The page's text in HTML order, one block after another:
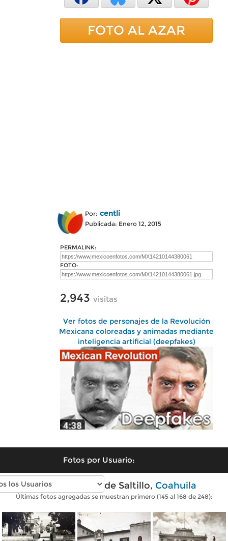
FOTO AL AZAR
Por: centli
Publicada: Enero 12, 2015
PERMALINK:
FOTO:
2,943 visitas
Ver fotos de personajes de la Revolución
Mexicana coloreadas y animadas mediante
inteligencia artificial (deepfakes)
Fotos por Usuario:
Fotos antiguas de Saltillo, Coahuila
Últimas fotos agregadas se muestran primero (145 al 168 de 248):